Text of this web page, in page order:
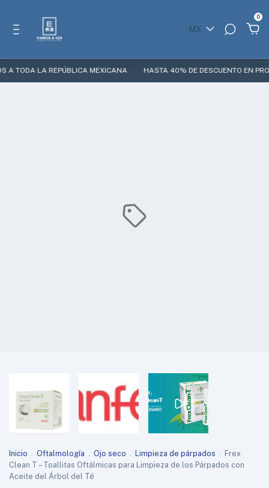
MX
0
TODA LA REPÚBLICA MEXICANA HASTA 40% DE DESCUENTO EN
Inicio . Oftalmología . Ojo seco . Limpieza de párpados . Frex
Clean T – Toallitas Oftálmicas para Limpieza de los Párpados con
Aceite del Árbol del Té